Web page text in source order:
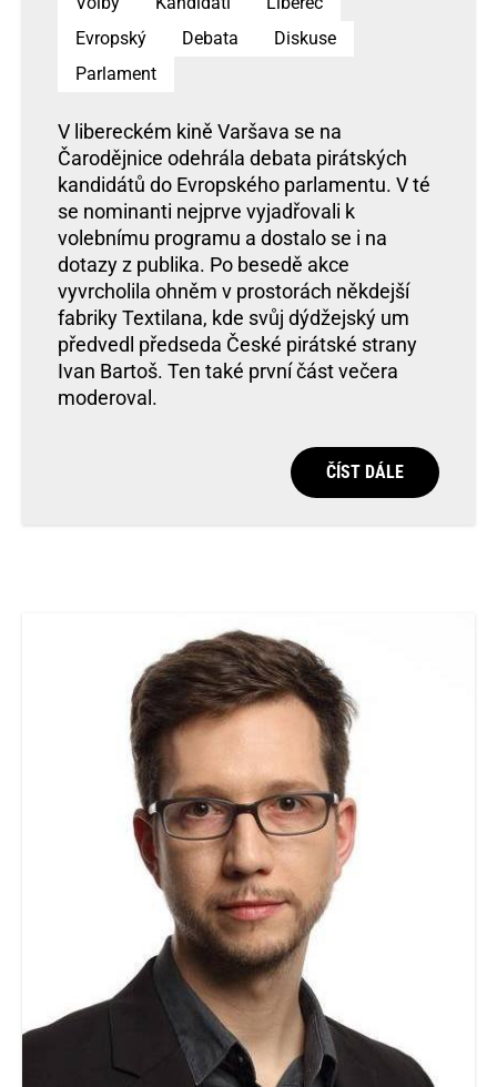
Evropský
Debata
Diskuse
Parlament
V libereckém kině Varšava se na
Čarodějnice odehrála debata pirátských
kandidátů do Evropského parlamentu. V té
se nominanti nejprve vyjadřovali k
volebnímu programu a dostalo se i na
dotazy z publika. Po besedě akce
vyvrcholila ohněm v prostorách někdejší
fabriky Textilana, kde svůj dýdžejský um
předvedl předseda České pirátské strany
Ivan Bartoš. Ten také první část večera
moderoval.
ČÍST DÁLE